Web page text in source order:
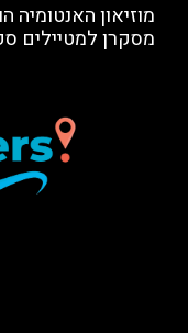
מוזיאון האנטומיה
מסקרן למטיילים